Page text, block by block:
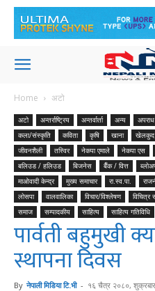
Home अटो
अटो अन्तर्राष्ट्रिय अन्तर्वार्ता अन्य अपराध
कला/संस्कृति
कविता कृषि खाना खेलकुद
जीवनशैली
तस्विर नेकपा एमाले नेकपा एस
बलिउड / हलिउड
बिजनेस बैँक / वित्त
माओवादी केन्द्र
मुख्य समाचार रा.स्व.पा.
लोसपा
वालवालिका विचार/विश्लेषण विचित्र
समाज
सम्पादकीय साहित्य साहित्य गतिविधि
पार्वती बहुमुखी
स्थापना दिवस
By नेपाली मिडिया टि.भी - १६ चैत्र २०८०,